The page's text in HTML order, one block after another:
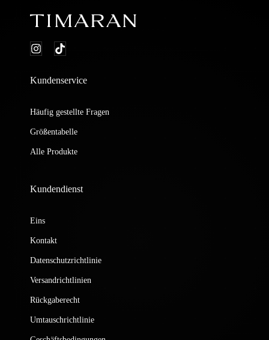
Kundenservice
Häufig gestellte Fragen
Größentabelle
Alle Produkte
Kundendienst
Eins
Kontakt
Datenschutzrichtlinie
Versandrichtlinien
Rückgaberecht
Umtauschrichtlinie